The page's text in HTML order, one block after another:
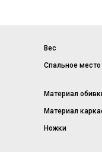
Вес
Материал
Материал
Ножки
Спальное место